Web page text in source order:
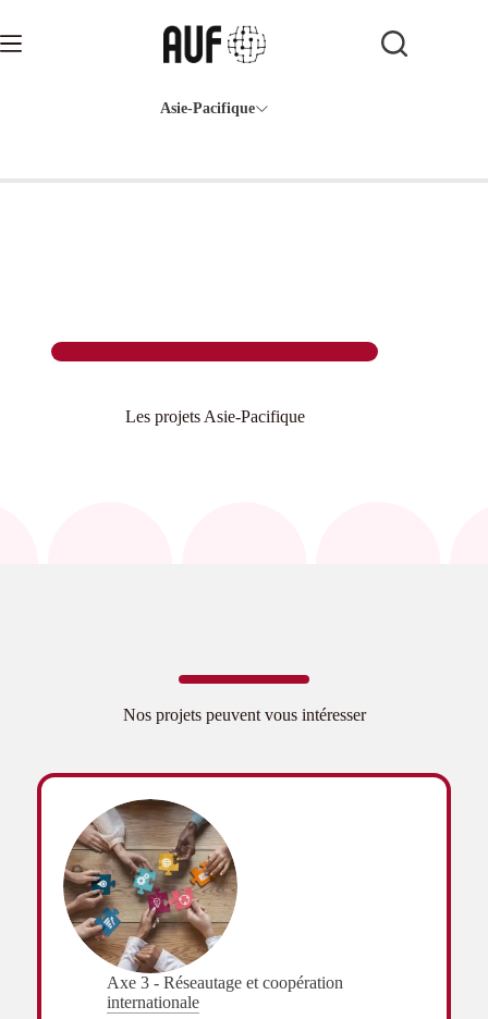
contenu
Asie-Pacifique
Les projets Asie-Pacifique
Nos projets peuvent vous intéresser
Axe 3 - Réseautage et coopération
internationale